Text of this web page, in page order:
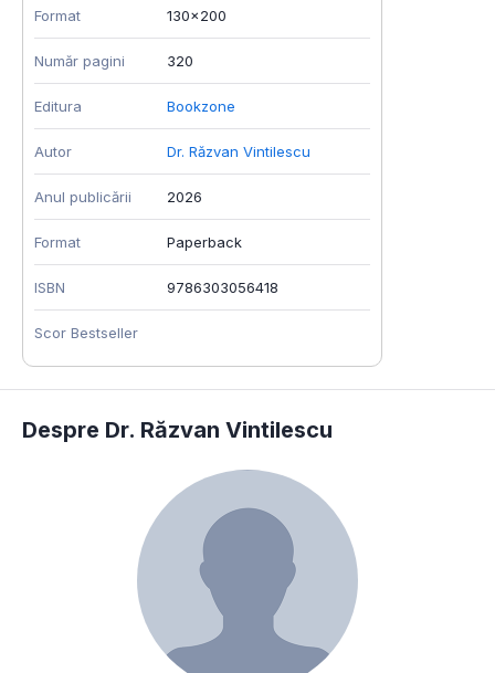
Format 130x200
Număr pagini 320
Editura Bookzone
Autor Dr. Răzvan Vintilescu
Anul publicării 2026
Format Paperback
ISBN 9786303056418
Scor Bestseller
Despre Dr. Răzvan Vintilescu